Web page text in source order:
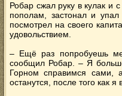
Робар сжал руку в кулак и
пополам, застонал и
посмотрел на своего
удовольствием.
– Ещё раз попробуешь
сообщил Робар. – Я
Горном справимся сами,
останутся, после того как